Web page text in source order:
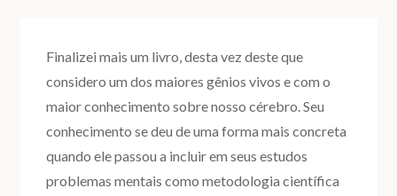
Finalizei mais um livro, desta vez deste que
considero um dos maiores gênios vivos e com o
maior conhecimento sobre nosso cérebro. Seu
conhecimento se deu de uma forma mais concreta
quando ele passou a incluir em seus estudos
problemas mentais como metodologia científica